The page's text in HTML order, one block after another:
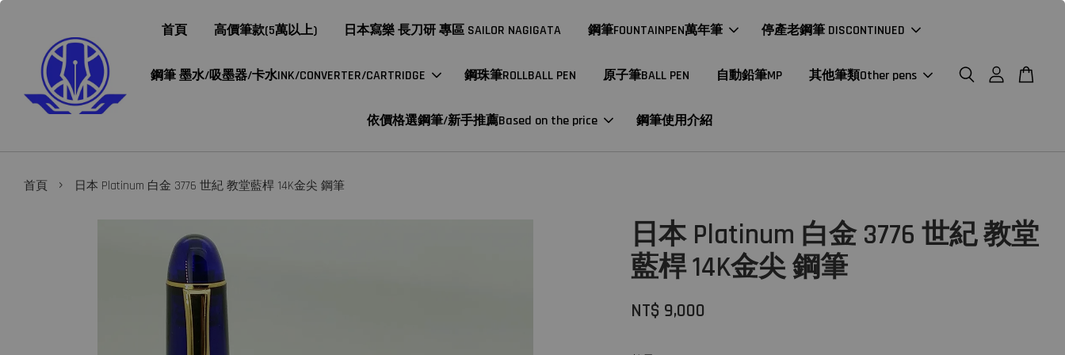
首頁 高價筆款(5萬以上) 日本寫樂 長刀研 專區 SAILOR NAGIGATA 鋼筆FOUNTAINPEN萬年筆 停產老鋼筆 DISCONTINUED
鋼筆 墨水/吸墨器/卡水INK/CONVERTER/CARTRIDGE 鋼珠筆ROLLBALL PEN 原子筆BALL PEN 自動鉛筆MP 其他筆類Other pens
依價格選鋼筆/新手推薦Based on the price 鋼筆使用介紹
首頁 › 日本 Platinum 白金 3776 世紀 教堂藍桿 14K金尖 鋼筆
日本 Platinum 白金 3776 世紀 教堂
藍桿 14K金尖 鋼筆
NT$ 9,000